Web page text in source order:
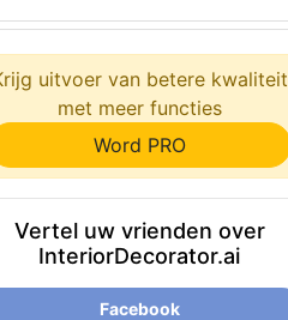
uitvoer van betere kwaliteit
met meer functies
Word PRO
Vertel uw vrienden over
InteriorDecorator.ai
Facebook